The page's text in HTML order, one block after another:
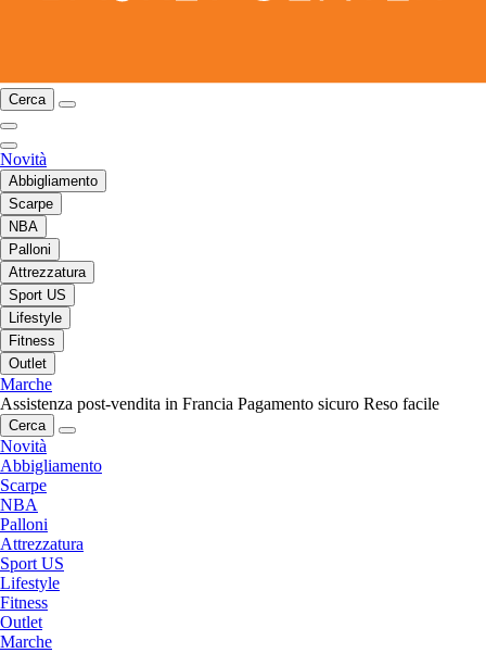
Cerca
Novità
Abbigliamento
Scarpe
NBA
Palloni
Attrezzatura
Sport US
Lifestyle
Fitness
Outlet
Marche
Assistenza post-vendita in Francia Pagamento sicuro Reso facile
Cerca
Novità
Abbigliamento
Scarpe
NBA
Palloni
Attrezzatura
Sport US
Lifestyle
Fitness
Outlet
Marche